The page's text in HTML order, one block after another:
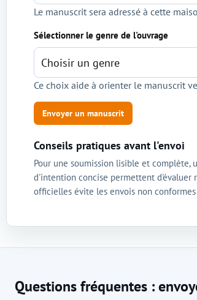
Le manuscrit sera adressé à cette
Sélectionner le genre de l'ouvrage
Ce choix aide à orienter le manuscrit
Envoyer un manuscrit
Conseils pratiques avant l'envoi
Pour une soumission lisible et complète,
d'intention concise permettent d'évaluer
officielles évite les envois non
Questions fréquentes :